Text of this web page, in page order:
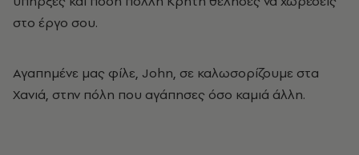
στο έργο σου.
Αγαπημένε μας φίλε, John, σε καλωσορίζουμε στα
Χανιά, στην πόλη που αγάπησες όσο καμιά άλλη.